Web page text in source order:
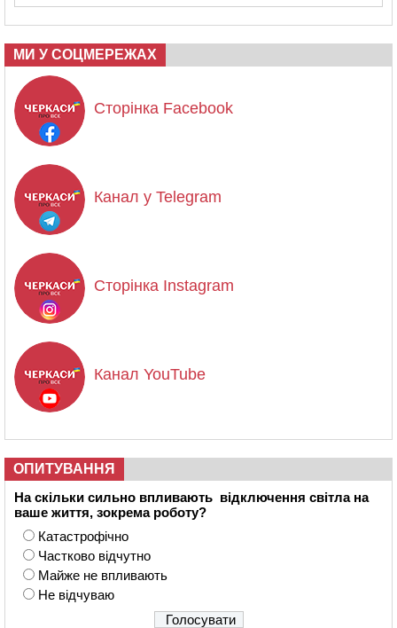
МИ У СОЦМЕРЕЖАХ
Сторінка Facebook
Канал у Telegram
Сторінка Instagram
Канал YouTube
ОПИТУВАННЯ
На скільки сильно впливають відключення світла на
ваше життя, зокрема роботу?
Катастрофічно
Частково відчутно
Майже не впливають
Не відчуваю